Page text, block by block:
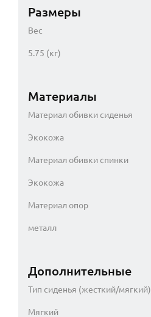
Размеры
Вес
5.75 (кг)
Материалы
Материал обивки сиденья
Экокожа
Материал обивки спинки
Экокожа
Материал опор
металл
Дополнительные
Тип сиденья (жесткий/мягкий)
Мягкий